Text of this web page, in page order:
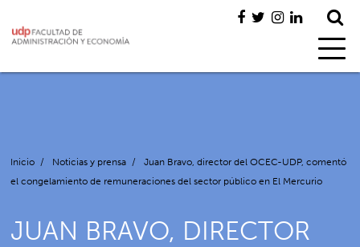
Inicio / Noticias y prensa /
Juan Bravo, director del OCEC-UDP, comentó
el congelamiento de remuneraciones del sector público en El Mercurio
JUAN BRAVO, DIRECTOR